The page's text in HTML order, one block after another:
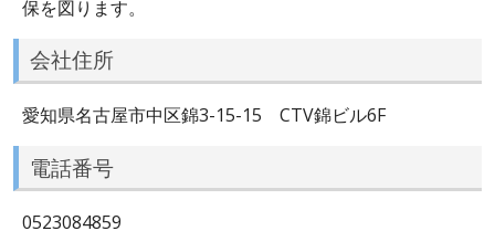
保を図ります。
会社住所
愛知県名古屋市中区錦3-15-15 CTV錦ビル6F
電話番号
0523084859